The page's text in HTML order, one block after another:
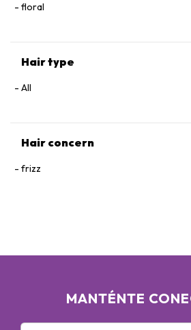
floral
Hair type
All
Hair concern
frizz
MANTÉNTE